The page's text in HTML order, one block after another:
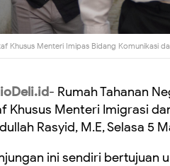
Khusus Menteri Imipas Bidang Komunikasi
- Rumah Tahanan
Khusus Menteri Imigrasi
Rasyid, M.E, Selasa 5
ini sendiri bertujuan